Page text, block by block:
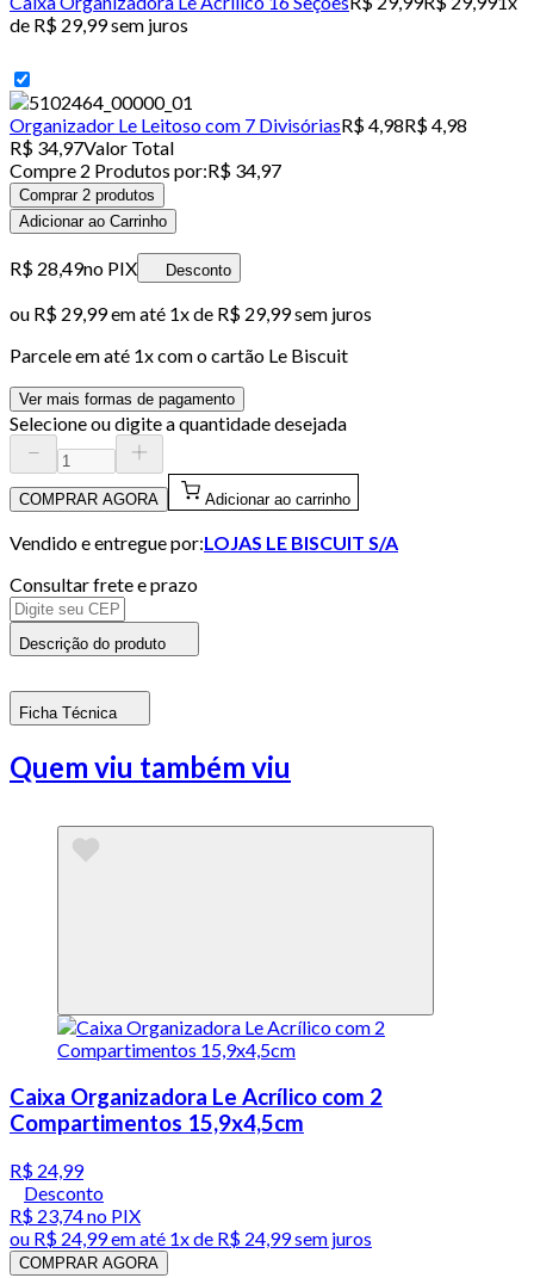
de R$ 29,99 sem juros
Organizador Le Leitoso com 7 DivisóriasR$ 4,98R$ 4,98
R$ 34,97Valor Total
Compre 2 Produtos por:R$ 34,97
Comprar 2 produtos
Adicionar ao Carrinho
R$ 28,49no PIX Desconto
ou R$ 29,99em até 1x de R$ 29,99sem juros
Parcele em até 1x com o cartão Le Biscuit
Ver mais formas de pagamento
Selecione ou digite a quantidade desejada
COMPRAR AGORA Adicionar ao carrinho
Vendido e entregue por:LOJAS LE BISCUIT S/A
Consultar frete e prazo
Descrição do produto
Ficha Técnica
Quem viu também viu
Caixa Organizadora Le Acrílico com 2
Compartimentos 15,9x4,5cm
R$ 24,99
Desconto
R$ 23,74no PIX
ou R$ 24,99em até 1x de R$ 24,99sem juros
COMPRAR AGORA